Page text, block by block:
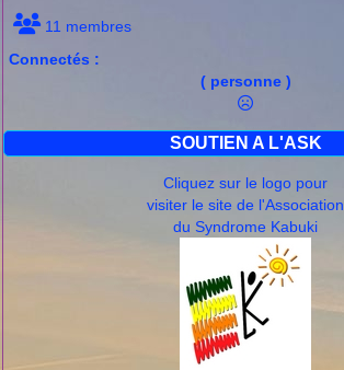
11 membres
Connectés :
( personne )
SOUTIEN A L'ASK
Cliquez sur le logo pour
visiter le site de l'Association
du Syndrome Kabuki